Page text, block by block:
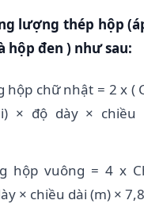
lượng thép hộp
hộp đen ) như sau:
hộp chữ nhật = 2 x (
× độ dày × chiều
hộp vuông = 4 x
× chiều dài (m) ×